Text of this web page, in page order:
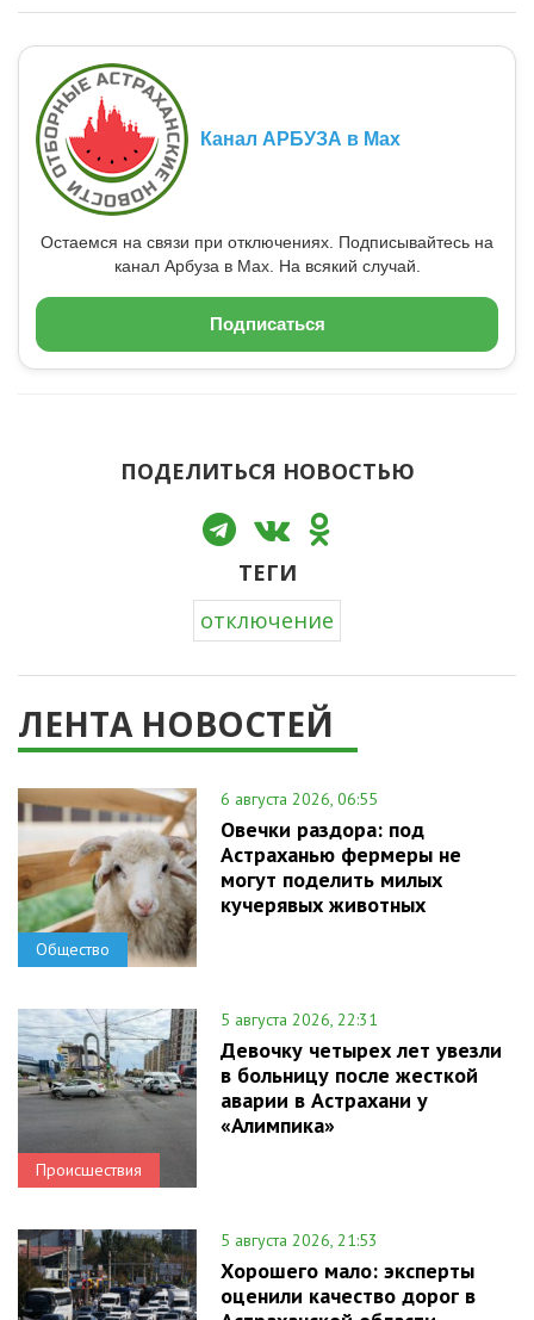
Канал АРБУЗА в Max
Остаемся на связи при отключениях. Подписывайтесь на
канал Арбуза в Max. На всякий случай.
Подписаться
ПОДЕЛИТЬСЯ НОВОСТЬЮ
ТЕГИ
отключение
ЛЕНТА НОВОСТЕЙ
Общество
6 августа 2026, 06:55
Овечки раздора: под
Астраханью фермеры не
могут поделить милых
кучерявых животных
Происшествия
5 августа 2026, 22:31
Девочку четырех лет увезли
в больницу после жесткой
аварии в Астрахани у
«Алимпика»
5 августа 2026, 21:53
Хорошего мало: эксперты
оценили качество дорог в